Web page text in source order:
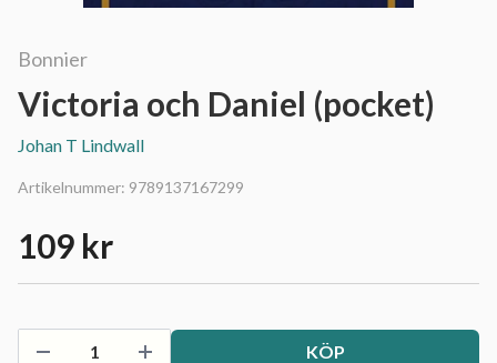
Bonnier
Victoria och Daniel (pocket)
Johan T Lindwall
Artikelnummer: 9789137167299
109 kr
KÖP